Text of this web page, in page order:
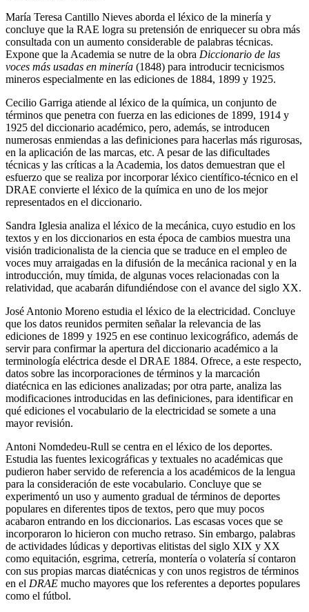
María Teresa Cantillo Nieves aborda el léxico de la minería y
concluye que la RAE logra su pretensión de enriquecer su obra más
consultada con un aumento considerable de palabras técnicas.
Expone que la Academia se nutre de la obra Diccionario de las
voces más usadas en minería (1848) para introducir tecnicismos
mineros especialmente en las ediciones de 1884, 1899 y 1925.
Cecilio Garriga atiende al léxico de la química, un conjunto de
términos que penetra con fuerza en las ediciones de 1899, 1914 y
1925 del diccionario académico, pero, además, se introducen
numerosas enmiendas a las definiciones para hacerlas más rigurosas,
en la aplicación de las marcas, etc. A pesar de las dificultades
técnicas y las críticas a la Academia, los datos demuestran que el
esfuerzo que se realiza por incorporar léxico científico-técnico en el
DRAE convierte el léxico de la química en uno de los mejor
representados en el diccionario.
Sandra Iglesia analiza el léxico de la mecánica, cuyo estudio en los
textos y en los diccionarios en esta época de cambios muestra una
visión tradicionalista de la ciencia que se traduce en el empleo de
voces muy arraigadas en la difusión de la mecánica racional y en la
introducción, muy tímida, de algunas voces relacionadas con la
relatividad, que acabarán difundiéndose con el avance del siglo XX.
José Antonio Moreno estudia el léxico de la electricidad. Concluye
que los datos reunidos permiten señalar la relevancia de las
ediciones de 1899 y 1925 en ese continuo lexicográfico, además de
servir para confirmar la apertura del diccionario académico a la
terminología eléctrica desde el DRAE 1884. Ofrece, a este respecto,
datos sobre las incorporaciones de términos y la marcación
diatécnica en las ediciones analizadas; por otra parte, analiza las
modificaciones introducidas en las definiciones, para identificar en
qué ediciones el vocabulario de la electricidad se somete a una
mayor revisión.
Antoni Nomdedeu-Rull se centra en el léxico de los deportes.
Estudia las fuentes lexicográficas y textuales no académicas que
pudieron haber servido de referencia a los académicos de la lengua
para la consideración de este vocabulario. Concluye que se
experimentó un uso y aumento gradual de términos de deportes
populares en diferentes tipos de textos, pero que muy pocos
acabaron entrando en los diccionarios. Las escasas voces que se
incorporaron lo hicieron con mucho retraso. Sin embargo, palabras
de actividades lúdicas y deportivas elitistas del siglo XIX y XX
como equitación, esgrima, cetrería, montería o volatería sí contaron
con sus propias marcas diatécnicas y con unos registros de términos
en el DRAE mucho mayores que los referentes a deportes populares
como el fútbol.